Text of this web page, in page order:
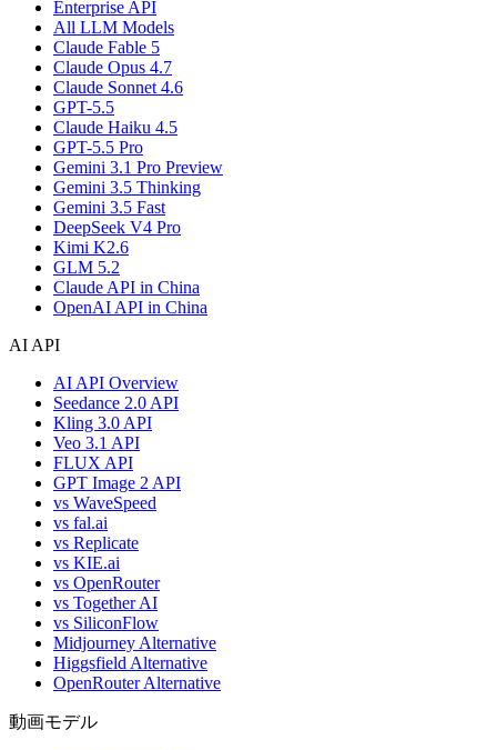
Enterprise API
All LLM Models
Claude Fable 5
Claude Opus 4.7
Claude Sonnet 4.6
GPT-5.5
Claude Haiku 4.5
GPT-5.5 Pro
Gemini 3.1 Pro Preview
Gemini 3.5 Thinking
Gemini 3.5 Fast
DeepSeek V4 Pro
Kimi K2.6
GLM 5.2
Claude API in China
OpenAI API in China
AI API
AI API Overview
Seedance 2.0 API
Kling 3.0 API
Veo 3.1 API
FLUX API
GPT Image 2 API
vs WaveSpeed
vs fal.ai
vs Replicate
vs KIE.ai
vs OpenRouter
vs Together AI
vs SiliconFlow
Midjourney Alternative
Higgsfield Alternative
OpenRouter Alternative
動画モデル